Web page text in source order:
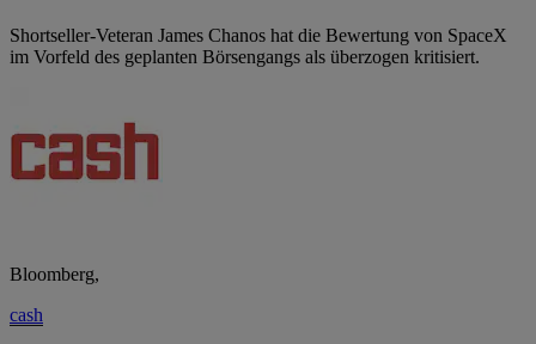
Shortseller-Veteran James Chanos hat die Bewertung von SpaceX
im Vorfeld des geplanten Börsengangs als überzogen kritisiert.
Bloomberg,
cash